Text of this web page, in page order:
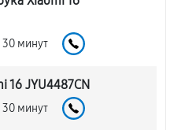
30 минут
16 JYU4487CN
30 минут